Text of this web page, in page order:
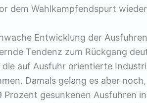
dem Wahlkampfendspurt
Entwicklung der
Tendenz zum Rückgang
die auf Ausfuhr orientierte
Damals gelang es aber
Prozent gesunkenen Ausfuhren